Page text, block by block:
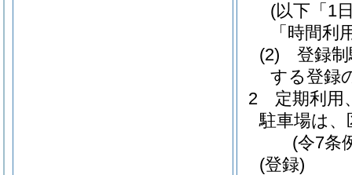
(以下「1
「時間利
(2)
登録
する登録
2
定期利用
駐車場は
(令7条
(登録)